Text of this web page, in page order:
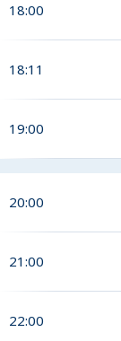
18:00
18:11
19:00
20:00
21:00
22:00